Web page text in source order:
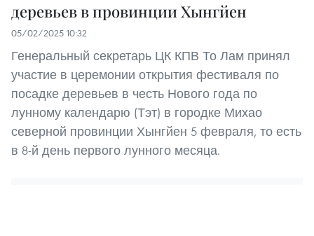
деревьев в провинции Хынгйен
05/02/2025 10:32
Генеральный секретарь ЦК КПВ То Лам принял
участие в церемонии открытия фестиваля по
посадке деревьев в честь Нового года по
лунному календарю (Тэт) в городке Михао
северной провинции Хынгйен 5 февраля, то есть
в 8-й день первого лунного месяца.